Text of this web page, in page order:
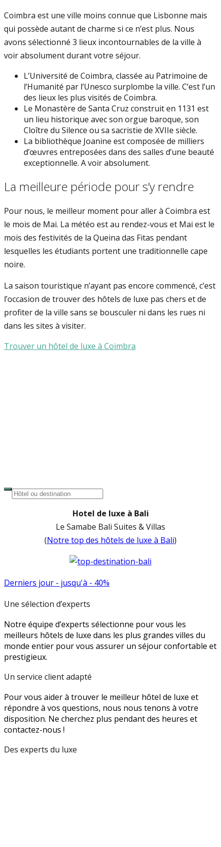
Coimbra est une ville moins connue que Lisbonne mais
qui possède autant de charme si ce n’est plus. Nous
avons sélectionné 3 lieux incontournables de la ville à
voir absolument durant votre séjour.
L’Université de Coimbra, classée au Patrimoine de
l’Humanité par l’Unesco surplombe la ville. C’est l’un
des lieux les plus visités de Coimbra.
Le Monastère de Santa Cruz construit en 1131 est
un lieu historique avec son orgue baroque, son
Cloître du Silence ou sa sacristie de XVIIe siècle.
La bibliothèque Joanine est composée de milliers
d’œuvres entreposées dans des salles d’une beauté
exceptionnelle. A voir absolument.
La meilleure période pour s’y rendre
Pour nous, le meilleur moment pour aller à Coimbra est
le mois de Mai. La météo est au rendez-vous et Mai est le
mois des festivités de la Queina das Fitas pendant
lesquelles les étudiants portent une traditionnelle cape
noire.
La saison touristique n’ayant pas encore commencé, c’est
l’occasion de trouver des hôtels de luxe pas chers et de
profiter de la ville sans se bousculer ni dans les rues ni
dans les sites à visiter.
Trouver un hôtel de luxe à Coimbra
Hotel de luxe à Bali
Le Samabe Bali Suites & Villas
(Notre top des hôtels de luxe à Bali)
Derniers jour - jusqu'à - 40%
Une sélection d’experts
Notre équipe d’experts sélectionne pour vous les
meilleurs hôtels de luxe dans les plus grandes villes du
monde entier pour vous assurer un séjour confortable et
prestigieux.
Un service client adapté
Pour vous aider à trouver le meilleur hôtel de luxe et
répondre à vos questions, nous nous tenons à votre
disposition. Ne cherchez plus pendant des heures et
contactez-nous !
Des experts du luxe